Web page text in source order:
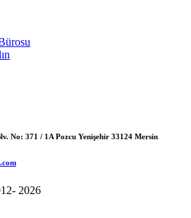
No: 371 / 1A Pozcu Yenişehir 33124 Mersin
2026